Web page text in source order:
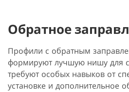
Обратное
Профили с обратным
формируют лучшую нишу для
требуют особых навыков от
установке и дополнительное